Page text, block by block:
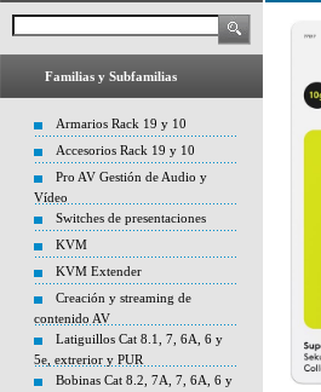
Familias y Subfamilias
Armarios Rack 19 y 10
Accesorios Rack 19 y 10
Pro AV Gestión de Audio y
Vídeo
Switches de presentaciones
KVM
KVM Extender
Creación y streaming de
contenido AV
Latiguillos Cat 8.1, 7, 6A, 6 y
5e, extrerior y PUR
Bobinas Cat 8.2, 7A, 7, 6A, 6 y